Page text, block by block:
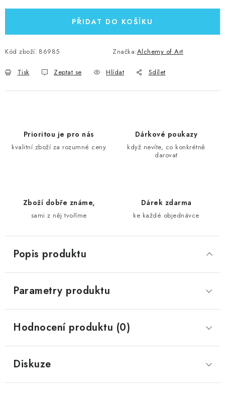
PŘIDAT DO KOŠÍKU
Kód zboží: 86985 Značka:Alchemy of Art
Tisk Zeptat se Hlídat Sdílet
Prioritou je pro nás
kvalitní zboží za rozumné ceny
Dárkové poukazy
když nevíte, co konkrétně
darovat
Zboží dobře známe,
sami z něj tvoříme
Dárek zdarma
ke každé objednávce
Popis produktu
Parametry produktu
Hodnocení produktu (0)
Diskuze